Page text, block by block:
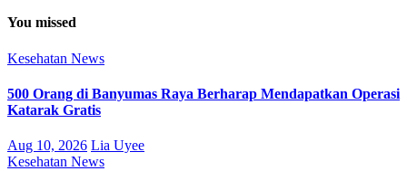
You missed
Kesehatan News
500 Orang di Banyumas Raya Berharap Mendapatkan Operasi
Katarak Gratis
Aug 10, 2026 Lia Uyee
Kesehatan News